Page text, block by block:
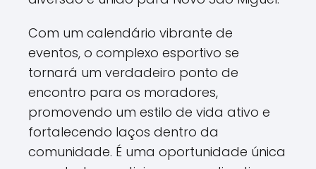
Com um calendário vibrante de
eventos, o complexo esportivo se
tornará um verdadeiro ponto de
encontro para os moradores,
promovendo um estilo de vida ativo e
fortalecendo laços dentro da
comunidade. É uma oportunidade única